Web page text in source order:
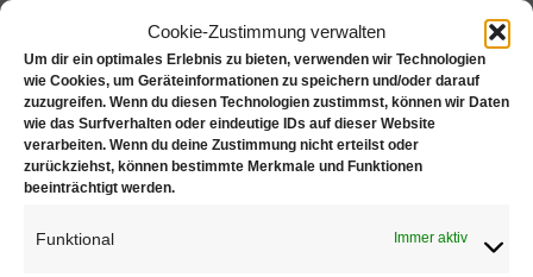
Cookie-Zustimmung verwalten
Um dir ein optimales Erlebnis zu bieten, verwenden wir Technologien
wie Cookies, um Geräteinformationen zu speichern und/oder darauf
zuzugreifen. Wenn du diesen Technologien zustimmst, können wir Daten
wie das Surfverhalten oder eindeutige IDs auf dieser Website
verarbeiten. Wenn du deine Zustimmung nicht erteilst oder
zurückziehst, können bestimmte Merkmale und Funktionen
beeinträchtigt werden.
Funktional Immer aktiv
Juwelierbedarf KÖLN
Juwelierbedarf KÖLN und seine operativen Einheiten
in Deutschland sind in ein weltweites Netzwerk von
Unternehmen eingebunden, die sich alle demselben
den Bedürfnissen des Kunden.